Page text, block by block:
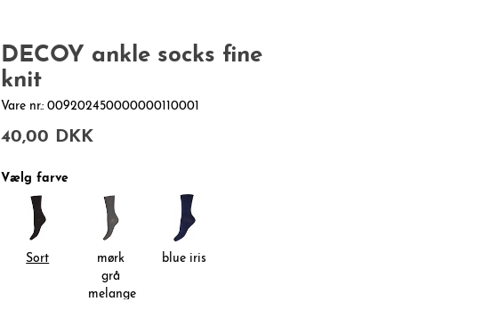
DECOY ankle socks fine
knit
Vare nr.: 009202450000000110001
40,00 DKK
Vælg farve
Sort
mørk
grå
melange
blue iris